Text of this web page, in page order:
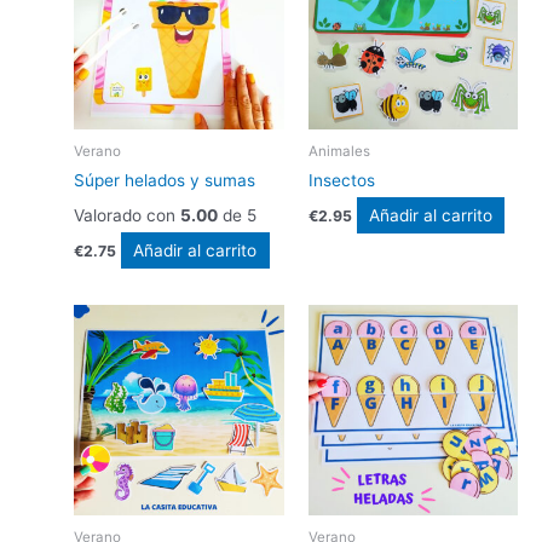
Verano
Súper helados y sumas
Valorado con 5.00 de 5
€2.75 Añadir al carrito
Animales
Insectos
€2.95 Añadir al carrito
Verano Verano